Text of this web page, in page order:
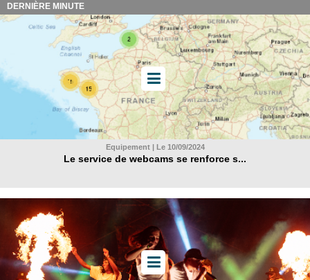
DERNIÈRE MINUTE
Equipement | Le 10/09/2024
Le service de webcams se renforce s...